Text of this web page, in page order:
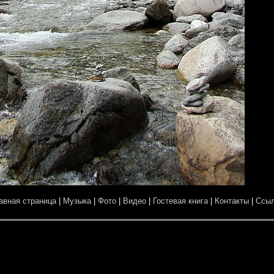
страница| Музыка| Фото Видео Гостевая книга| Контакты